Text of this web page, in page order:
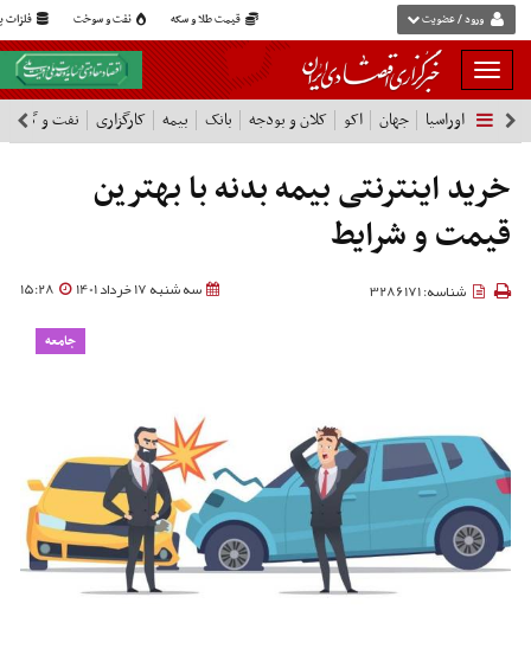
قیمت طلا و سکه نفت و سوخت فلزات ورود / عضویت
بار
و
بسته
نمودن
فهرست
اوراسیا جهان اکو کلان و بودجه بانک بیمه کارگزاری نفت و گاز
خرید اینترنتی بیمه بدنه با بهترین
قیمت و شرایط
سه شنبه 17 خرداد 1401 15:28 شناسه: 3286171
جامعه